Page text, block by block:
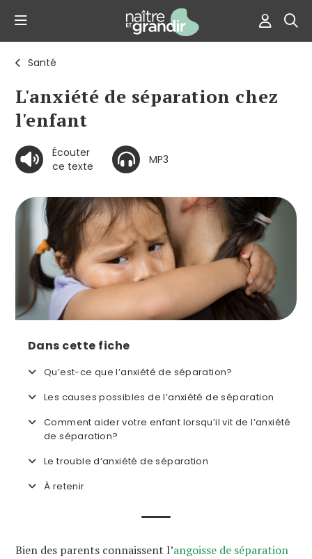
Santé
L'anxiété de séparation chez
l'enfant
Écouter
ce texte
MP3
Dans cette fiche
Qu’est-ce que l’anxiété de séparation?
Les causes possibles de l’anxiété de séparation
Comment aider votre enfant lorsqu’il vit de l’anxiété
de séparation?
Le trouble d’anxiété de séparation
À retenir
Bien des parents connaissent l’angoisse de séparation